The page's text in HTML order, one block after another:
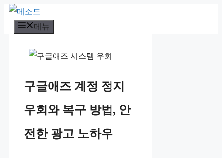
컨
메뉴
구글애즈 계정 정지
우회와 복구 방법, 안
전한 광고 노하우